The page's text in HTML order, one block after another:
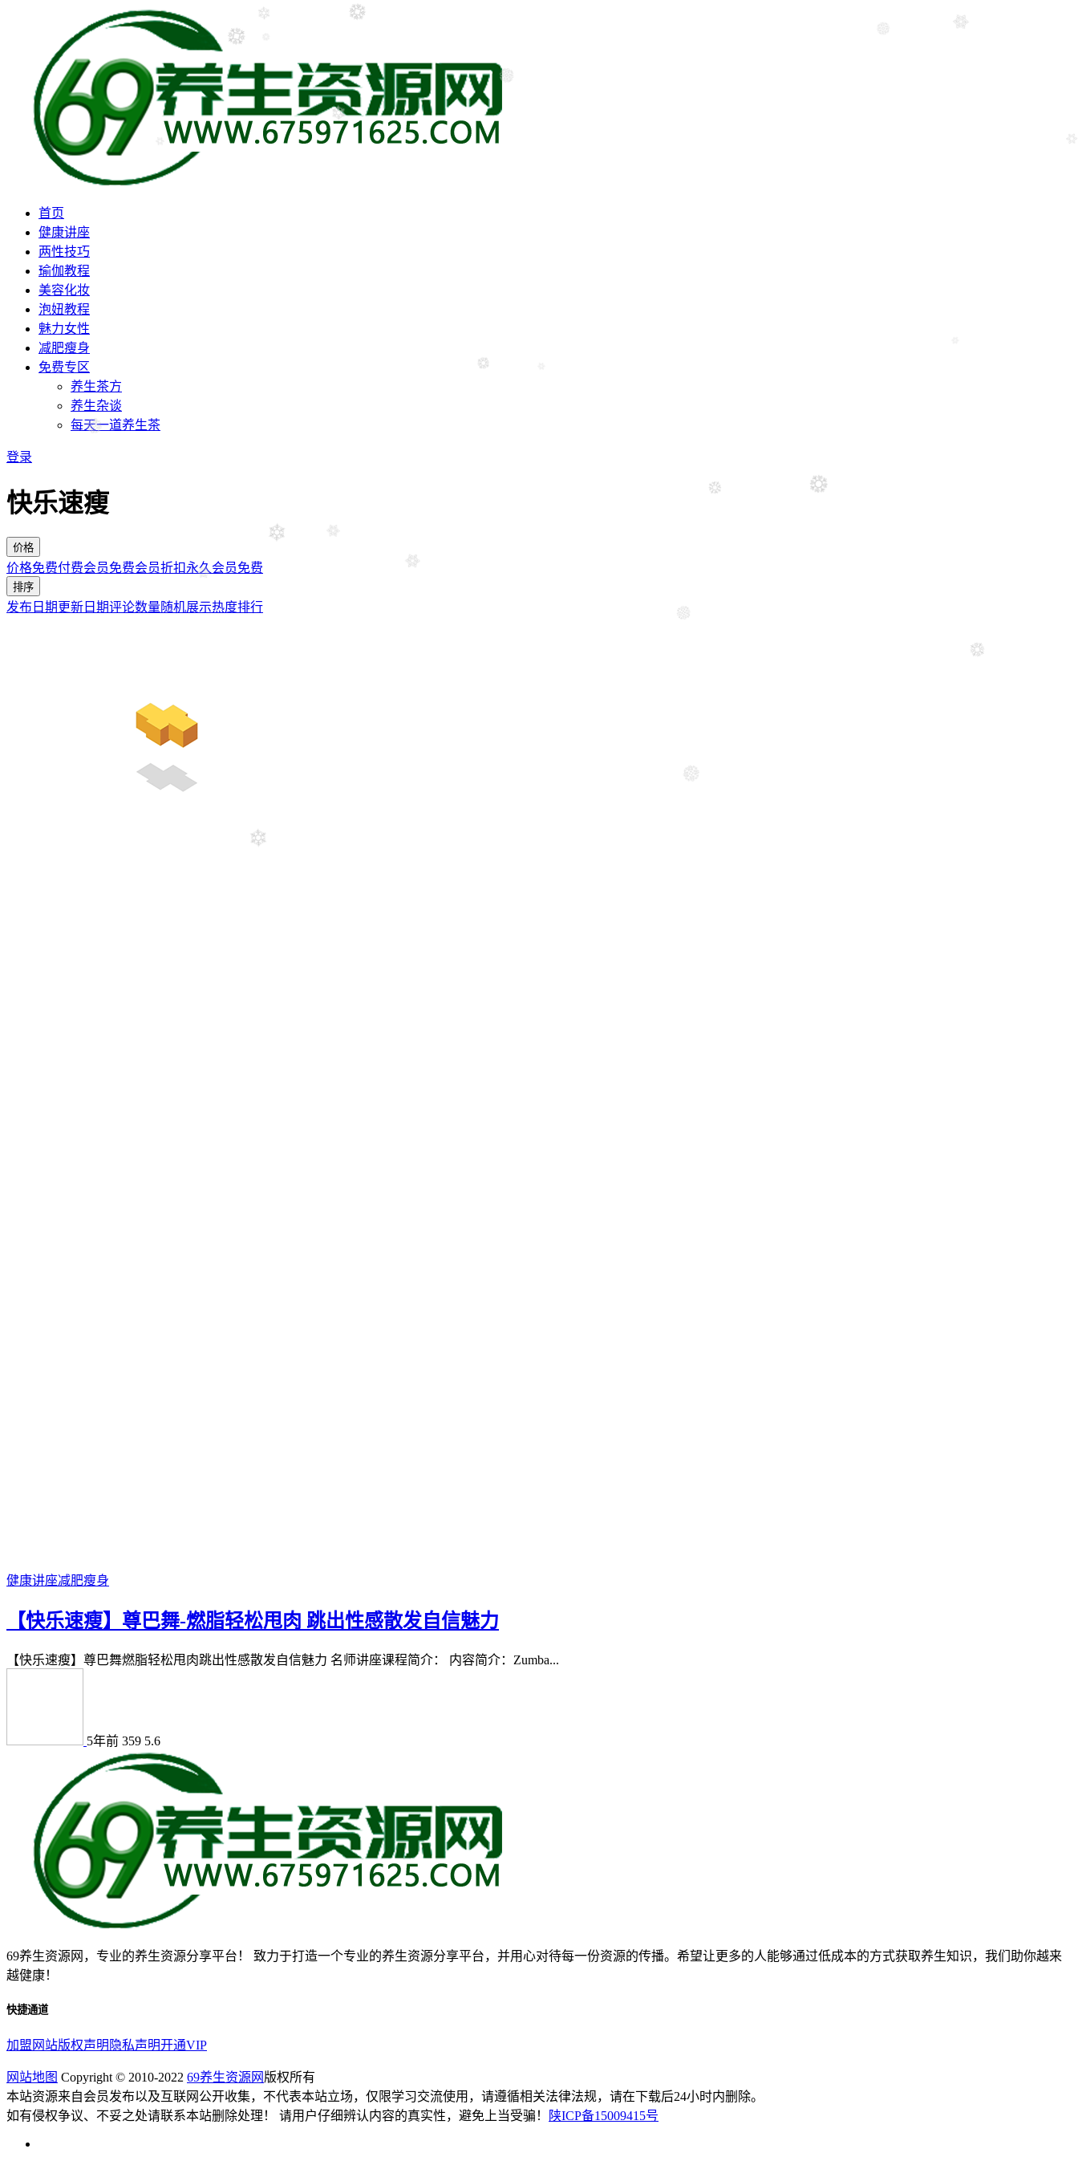
首页
健康讲座
两性技巧
瑜伽教程
美容化妆
泡妞教程
魅力女性
减肥瘦身
免费专区
养生茶方
养生杂谈
每天一道养生茶
登录
快乐速瘦
价格
价格免费付费会员免费会员折扣永久会员免费
排序
发布日期 更新日期评论数量随机展示热度排行
健康讲座减肥瘦身
【快乐速瘦】尊巴舞-燃脂轻松甩肉 跳出性感散发自信魅力
【快乐速瘦】尊巴舞燃脂轻松甩肉跳出性感散发自信魅力 名师讲座课程简介： 内容简介：Zumba...
5年前 359 5.6
69养生资源网，专业的养生资源分享平台！ 致力于打造一个专业的养生资源分享平台，并用心对待每一份资源的传播。希望让更多的人能够通过低成本的方式获取养生知识，我们助你越来
越健康！
快捷通道
加盟网站版权声明 隐私声明开通VIP
网站地图 Copyright © 2010-2022 69养生资源网 版权所有
本站资源来自会员发布以及互联网公开收集，不代表本站立场，仅限学习交流使用，请遵循相关法律法规，请在下载后24小时内删除。
如有侵权争议、不妥之处请联系本站删除处理！ 请用户仔细辨认内容的真实性，避免上当受骗！
陕ICP备15009415号